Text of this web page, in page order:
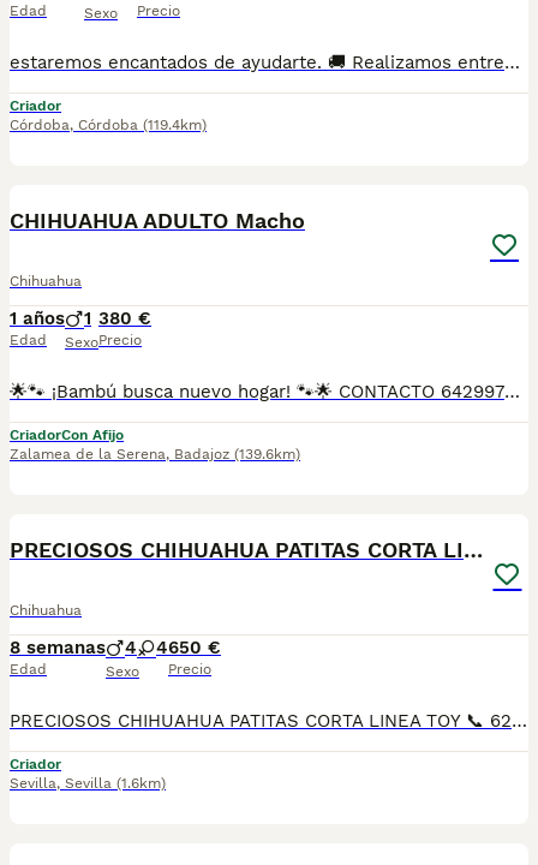
Edad Sexo Precio
estaremos encantados de ayudarte. 🚚 Realizamos entregas en toda España, con especial frecuencia en **Andalucía**: Sevilla, Málaga, Cádiz, Córdoba, Granada, Jaén, Huelva y Almería. También entregamos habitualmente en Marbella, Jerez de la Frontera, Estepona, Fuengirola, Benalmádena, Mijas, Dos Hermanas y cualquier punto de España. **Entrega 100% a contrarreembolso.** No tendrás que adelantar el importe del cachorro. Lo recibirás en la puerta de tu casa mediante transporte especializado y podrás comprobar que todo está correcto antes de realizar el pago. Nuestros cachorros se entregan: ✅ Vacunados y desparasitados según su edad. ✅ Con microchip, cartilla veterinaria y documentación al día. ✅ Revisados veterinariamente antes de salir de nuestras instalaciones. ✅ Procedentes de excelentes líneas, seleccionadas por salud, carácter y morfología. ✅ Perfectamente socializados y acostumbrados al contacto diario con personas. ✅ Iniciados en el aprendizaje para hacer sus necesidades sobre empapador, facilitando su adaptación al nuevo hogar. ✅ Con asesoramiento personalizado antes y después de la entrega. Nuestro objetivo no es vender un cachorro más. Queremos que cada familia reciba un compañero sano, equilibrado y criado con el máximo cuidado desde el primer día. 📩 Si deseas fotografías, vídeos o más información, escríbenos por privado. Estaremos encantados de ayudarte a encontrar el compañero perfecto670864332 . . .
Criador
Córdoba, Córdoba (119.4km)
CHIHUAHUA ADULTO Macho
Chihuahua
1 años
Edad
1
Sexo
380 €
Precio
🌟🐾 ¡Bambú busca nuevo hogar! 🐾🌟 CONTACTO 642997300 Bambú es un chihuahua merlé con un patrón precioso y único, nacido el 3 de marzo de 2025. Es un perrito alegre, curioso y lleno de encanto. Tiene todas sus vacunas al día y ya está listo para salir a pasear y descubrir el mundo contigo. PESA 2,8 Kg. 🔹 Detalle importante: Bamboo tiene solo un testículo, pero esto no le impide ser un compañero sano y adorable. Si buscas un perrito especial, lleno de ternura y con una mirada que enamora, ¡Bambú está esperando conocerte! 🐾💚
CriadorCon Afijo
Zalamea de la Serena, Badajoz (139.6km)
PRECIOSOS CHIHUAHUA PATITAS CORTA LINEA TOY
Chihuahua
8 semanas
Edad
4 4
Sexo
650 €
Precio
PRECIOSOS CHIHUAHUA PATITAS CORTA LINEA TOY 📞 624 239 408, raza pura 50 por ciento RUSO patitas corta muy chato muy lista y obediente, ideal para piso es muy cariñoso y juguetón Varios colores, cremas , bicolores . lila desde 700€ A 1200€, SEGUN COLOR Y SEXO DEL CHIHUAHUA precios reales si entráis en la wed : MUNDOCHIHUAHUA.ES TENEMOS CANICHES, CHIHUAHUA, MALTIPOL, POMERANIA, BICHON MALTES 🧾 Cartilla veterinaria 🩺 Vacunaciones y desparasitaciones al día 📄 Contrato de garantía 🚚 Envíos a toda España, 💳 Pago a la entrega, contra reembolso 📞 624 239 408 📹 Vídeos y más información por WhatsApp 🌐 MUNDOCHIHUAHUA.ES
Criador
Sevilla, Sevilla (1.6km)